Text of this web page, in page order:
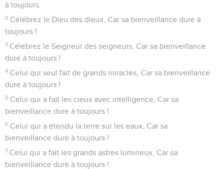
serviteurs.
15 Les idoles des nations sont de l’argent et de l’or, Œuvre
de la main des hommes.
16 Elles ont une bouche et ne parlent pas, Elles ont des yeux
et ne voient pas,
17
Elles ont des oreilles et n’écoutent pas, Elles n’ont pas de
souffle dans leur bouche.
18 Ils leur ressemblent, ceux qui les fabriquent, Tous ceux qui
se confient en elles.
19 Maison d’Israël, bénissez l’Éternel ! Maison d’Aaron,
bénissez l’Éternel !
20 Maison de Lévi, bénissez l’Éternel ! Vous qui craignez
l’Éternel, bénissez l’Éternel !